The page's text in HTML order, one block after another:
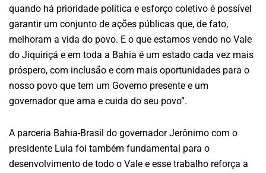
quando há prioridade política e esforço coletivo é possível
garantir um conjunto de ações públicas que, de fato,
melhoram a vida do povo. E o que estamos vendo no Vale
do Jiquiriçá e em toda a Bahia é um estado cada vez mais
próspero, com inclusão e com mais oportunidades para o
nosso povo que tem um Governo presente e um
governador que ama e cuida do seu povo”.
A parceria Bahia-Brasil do governador Jerônimo com o
presidente Lula foi também fundamental para o
desenvolvimento de todo o Vale e esse trabalho reforça a